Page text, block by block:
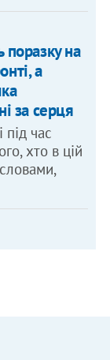
поразку на
а
за серця
час
хто в цій